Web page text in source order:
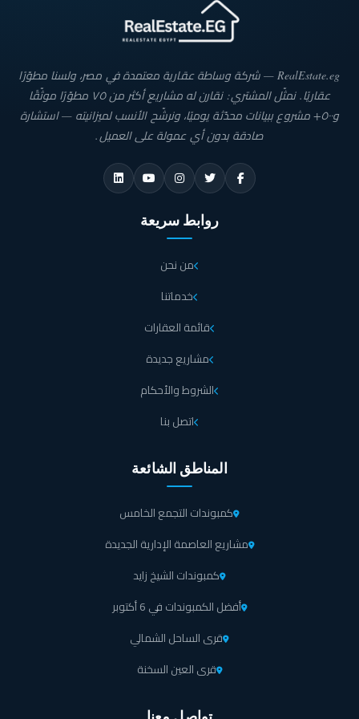
RealEstate.eg — شركة وساطة عقارية معتمدة في مصر، ولسنا مطوّرًا
عقاريًا. نمثّل المشتري: نقارن له مشاريع أكثر من ٧٥ مطوّرًا موثّقًا
و٥٠٠+ مشروع ببيانات محدّثة يوميًا، ونرشّح الأنسب لميزانيته — استشارة
صادقة بدون أي عمولة على العميل.
روابط سريعة
من نحن
خدماتنا
قائمة العقارات
مشاريع جديدة
الشروط والأحكام
اتصل بنا
المناطق الشائعة
كمبوندات التجمع الخامس
مشاريع العاصمة الإدارية الجديدة
كمبوندات الشيخ زايد
أفضل الكمبوندات في 6 أكتوبر
قرى الساحل الشمالي
قرى العين السخنة